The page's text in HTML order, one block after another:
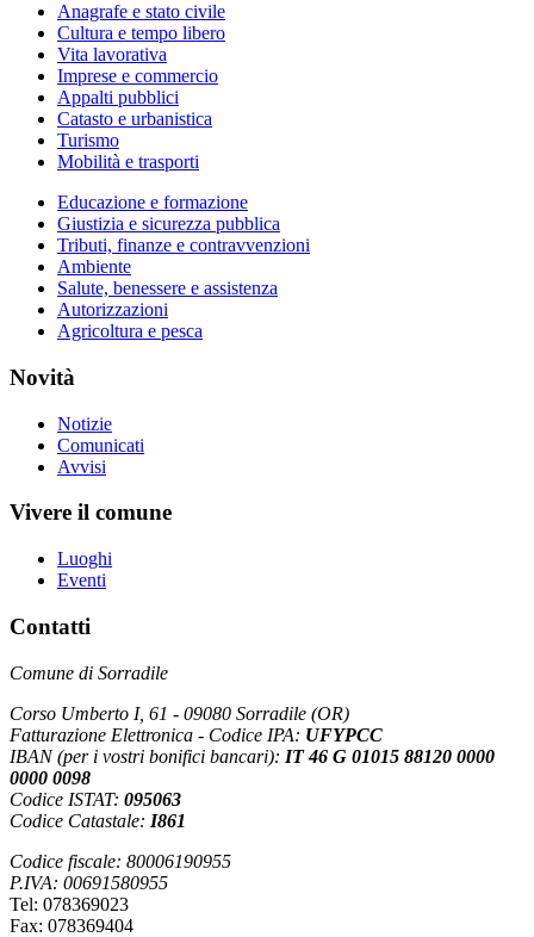
Anagrafe e stato civile
Cultura e tempo libero
Vita lavorativa
Imprese e commercio
Appalti pubblici
Catasto e urbanistica
Turismo
Mobilità e trasporti
Educazione e formazione
Giustizia e sicurezza pubblica
Tributi, finanze e contravvenzioni
Ambiente
Salute, benessere e assistenza
Autorizzazioni
Agricoltura e pesca
Novità
Notizie
Comunicati
Avvisi
Vivere il comune
Luoghi
Eventi
Contatti
Comune di Sorradile
Corso Umberto I, 61 - 09080 Sorradile (OR)
Fatturazione Elettronica - Codice IPA: UFYPCC
IBAN (per i vostri bonifici bancari): IT 46 G 01015 88120 0000
0000 0098
Codice ISTAT: 095063
Codice Catastale: I861
Codice fiscale: 80006190955
P.IVA: 00691580955
Tel: 078369023
Fax: 078369404